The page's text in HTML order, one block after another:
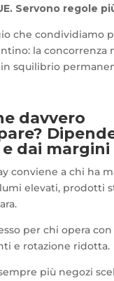
Servono regole
che condividiamo
la concorrenza
squilibrio
davvero
dai margini
conviene a chi ha
elevati, prodotti
per chi opera
e rotazione ridotta.
più negozi